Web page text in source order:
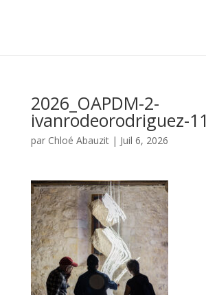
2026_OAPDM-2-
ivanrodeorodriguez-11
par Chloé Abauzit| Juil 6, 2026